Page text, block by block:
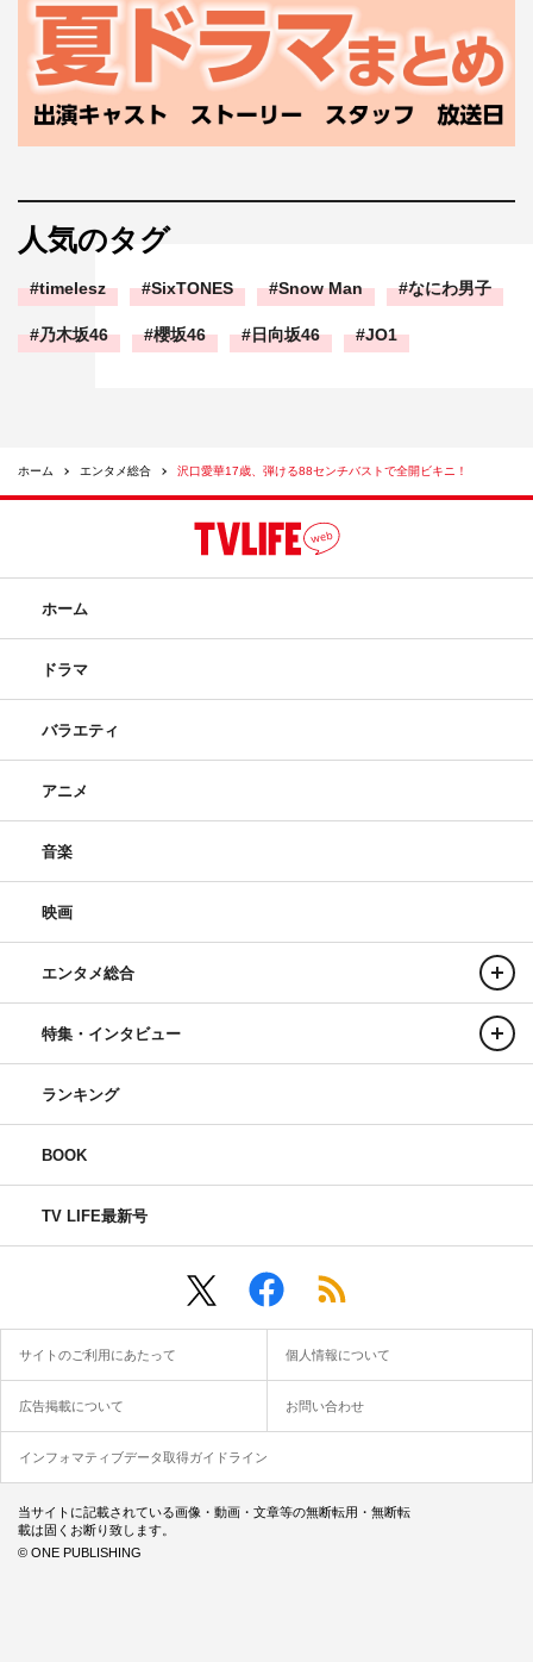
人気のタグ
timelesz SixTONES Snow Man なにわ男子
乃木坂46 櫻坂46 日向坂46 JO1
ホーム エンタメ総合 沢口愛華17歳、弾ける88センチバストで全開ビキニ！
ホーム
ドラマ
バラエティ
アニメ
音楽
映画
エンタメ総合
特集・インタビュー
ランキング
BOOK
TV LIFE最新号
サイトのご利用にあたって 個人情報について
広告掲載について お問い合わせ
インフォマティブデータ取得ガイドライン
当サイトに記載されている画像・動画・文章等の無断転用・無断転
載は固くお断り致します。
© ONE PUBLISHING